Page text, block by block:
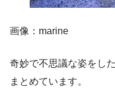
画像：marine
奇妙で不思議な姿をし
まとめています。